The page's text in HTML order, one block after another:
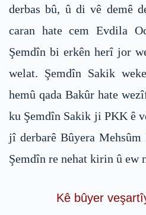
derbas bû, û di vê demê
caran hate cem Evdila
Şemdîn bi erkên herî jor
welat. Şemdîn Sakik
hemû qada Bakûr hate
ku Şemdîn Sakik ji PKK ê
jî derbarê Bûyera
Şemdîn re nehat kirin û ew
Kê bûyer